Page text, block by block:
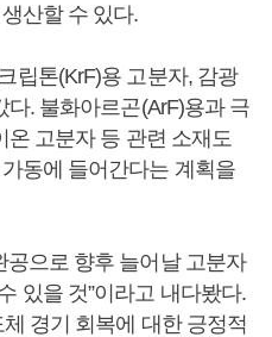
산할 수 있다.
립톤(KrF)용 고분자, 감광
. 불화아르곤(ArF)용과 극
고분자 등 관련 소재도
동에 들어간다는 계획을
공으로 향후 늘어날 고분자
있을 것”이라고 내다봤다.
경기 회복에 대한 긍정적